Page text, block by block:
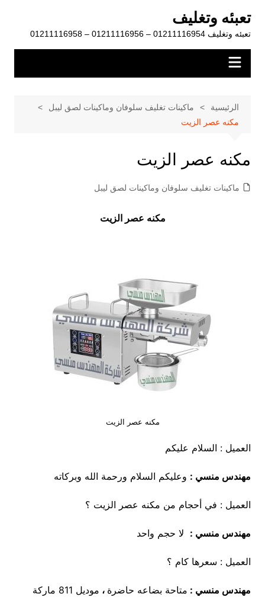
المحتوى
تعبئه وتغليف
تعبئه وتغليف 01211116954 – 01211116956 – 01211116958
الرئيسية
ماكينات تغليف سلوفان وماكينات لصق ليبل
مكنه عصر الزيت
مكنه عصر الزيت
ماكينات تغليف سلوفان وماكينات لصق ليبل
مكنه عصر الزيت
مكنه عصر الزيت
العميل : السلام عليكم
مهندس منسي : وعليكم السلام ورحمة الله وبركاته
العميل : في أحجام من مكنه عصر الزيت ؟
مهندس منسي : لا حجم واحد
العميل : سعرها كام ؟
مهندس منسي : متاحة بضاعه حاضرة ،
موديل 811 ماركة